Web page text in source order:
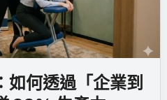
如何透過「企業到